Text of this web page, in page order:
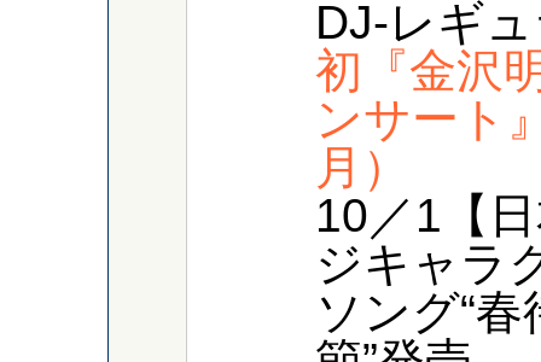
DJ-レギ
初『金沢
ンサート
月）
10／1【
ジキャラ
ソング“